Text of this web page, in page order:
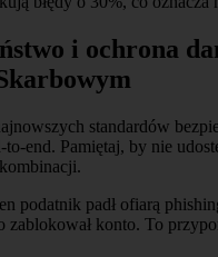
i ochrona
standardów
end. Pamiętaj, by nie
podatnik padł ofiarą
zablokował konto. To